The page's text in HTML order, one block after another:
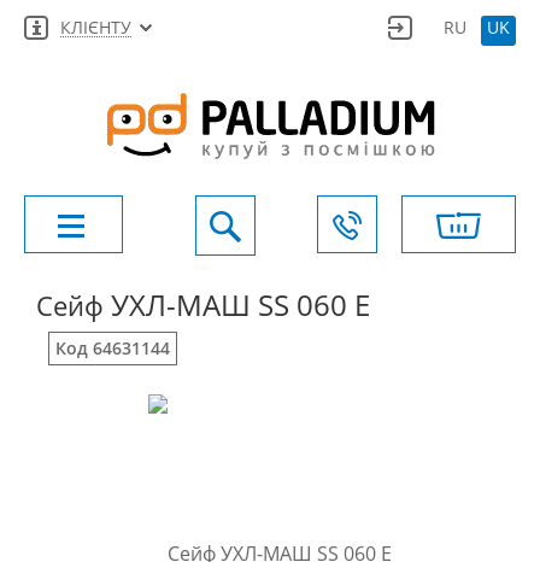
КЛІЄНТУ RU UK
Сейф УХЛ-МАШ SS 060 E
Код 64631144